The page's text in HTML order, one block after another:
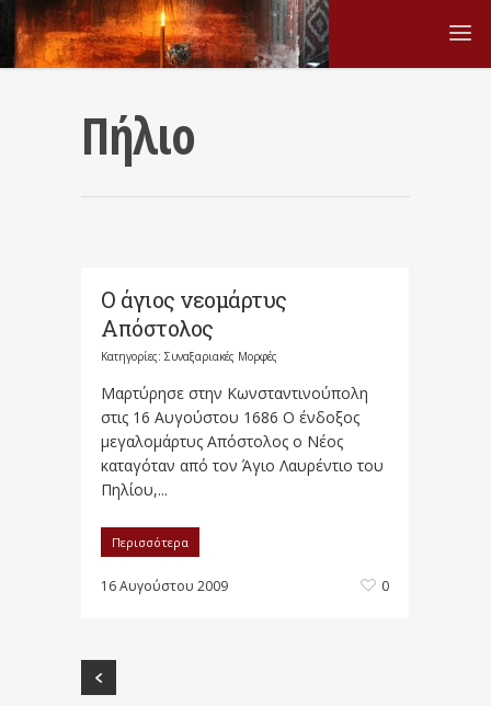
Πήλιο
Ο άγιος νεομάρτυς
Απόστολος
Κατηγορίες: Συναξαριακές Μορφές
Μαρτύρησε στην Κωνσταντινούπολη
στις 16 Αυγούστου 1686 Ο ένδοξος
μεγαλομάρτυς Απόστολος ο Νέος
καταγόταν από τον Άγιο Λαυρέντιο του
Πηλίου,...
Περισσότερα
16 Αυγούστου 2009 0